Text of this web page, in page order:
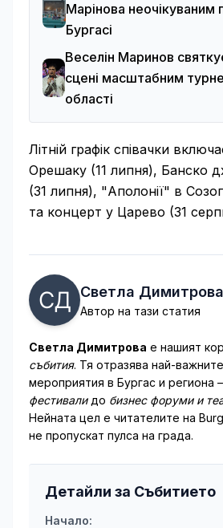
Марінова неочікуваним
Бургасі
Веселін Маринов
сцені масштабним турне
області
Літній графік співачки
Орешаку (11 липня), Банско
(31 липня), "Аполонії" в
та концерт у Царево (31
Светла Димитрова
Автор на тази статия
Светла Димитрова е нашият
събития. Тя отразява най-
мероприятия в Бургас и региона
фестивалидо бизнес форуми и
Нейната цел е читателите на
не пропускат пулса на града.
Детайли за Събитието
Начало: